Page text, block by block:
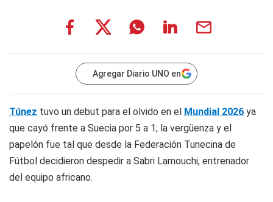
Agregar Diario UNO en
Túnez tuvo un debut para el olvido en el Mundial 2026 ya
que cayó frente a Suecia por 5 a 1; la vergüenza y el
papelón fue tal que desde la Federación Tunecina de
Fútbol decidieron despedir a Sabri Lamouchi, entrenador
del equipo africano.